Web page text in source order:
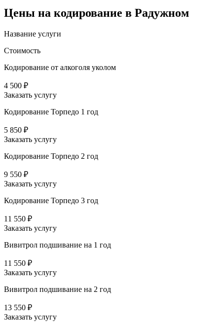
Цены на кодирование в Радужном
Название услуги
Стоимость
Кодирование от алкоголя уколом
4 500 ₽
Заказать услугу
Кодирование Торпедо 1 год
5 850 ₽
Заказать услугу
Кодирование Торпедо 2 год
9 550 ₽
Заказать услугу
Кодирование Торпедо 3 год
11 550 ₽
Заказать услугу
Вивитрол подшивание на 1 год
11 550 ₽
Заказать услугу
Вивитрол подшивание на 2 год
13 550 ₽
Заказать услугу